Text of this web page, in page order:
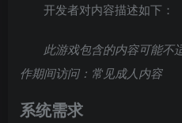
开发者对内容描述如下：
此游戏包含的内容可能不
作期间访问：常见成人内容
系统需求